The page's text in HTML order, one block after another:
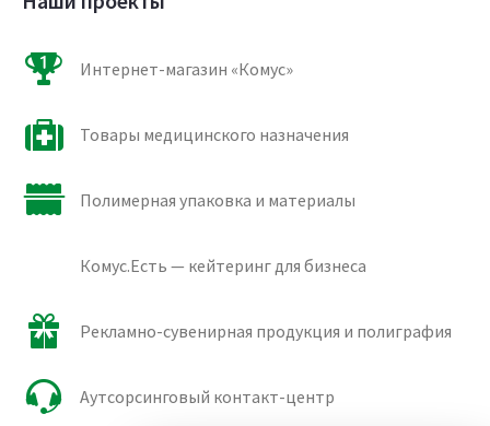
Интернет-магазин «Комус»
Товары медицинского назначения
Полимерная упаковка и материалы
Комус.Есть — кейтеринг для бизнеса
Рекламно-сувенирная продукция и полиграфия
Аутсорсинговый контакт-центр